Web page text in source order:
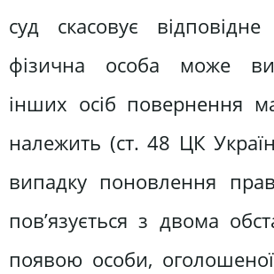
суд скасовує
фізична особа може
інших осіб повернення
належить (ст. 48 ЦК
випадку поновлення
пов’язується з двома
появою особи,